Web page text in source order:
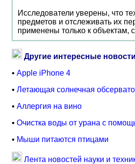
Исследователи уверены, что
предметов и отслеживать их
применены только к объектам,
Другие интересные
▪ Apple iPhone 4
▪ Летающая солнечная
▪ Аллергия на вино
▪ Очистка воды от урана с
▪ Мыши питаются птицами
Лента новостей науки и